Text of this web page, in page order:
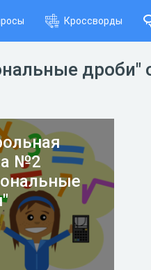
Кроссворды
дроби"
№2